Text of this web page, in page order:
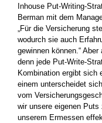
Inhouse Put-Writing-
Berman mit dem
„Für die Versicherung
wodurch sie auch
gewinnen können.“
denn jede Put-Write-
Kombination ergibt
einem unterscheidet
vom
wir unsere ­eigenen
unserem ­Ermessen